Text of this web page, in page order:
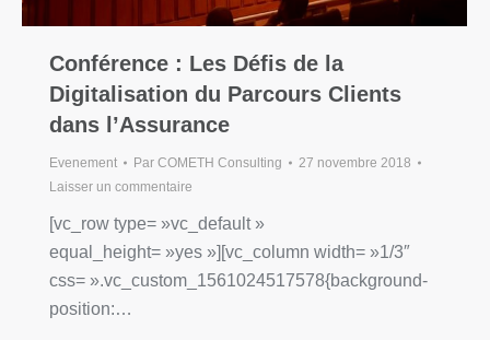
Conférence : Les Défis de la
Digitalisation du Parcours Clients
dans l’Assurance
Evenement Par COMETH Consulting
27 novembre 2018
Laisser un commentaire
[vc_row type= »vc_default »
equal_height= »yes »][vc_column width= »1/3″
css= ».vc_custom_1561024517578{background-
position:…